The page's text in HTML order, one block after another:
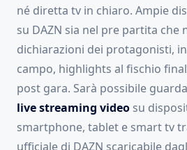
né diretta tv in chiaro. Ampie
su DAZN sia nel pre partita che
dichiarazioni dei protagonisti,
campo, highlights al fischio
post gara. Sarà possibile
live streaming video su
smartphone, tablet e smart tv
ufficiale di DAZN scaricabile